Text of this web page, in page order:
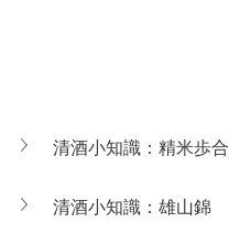
清酒小知識：精米歩合
清酒小知識： 雄山錦